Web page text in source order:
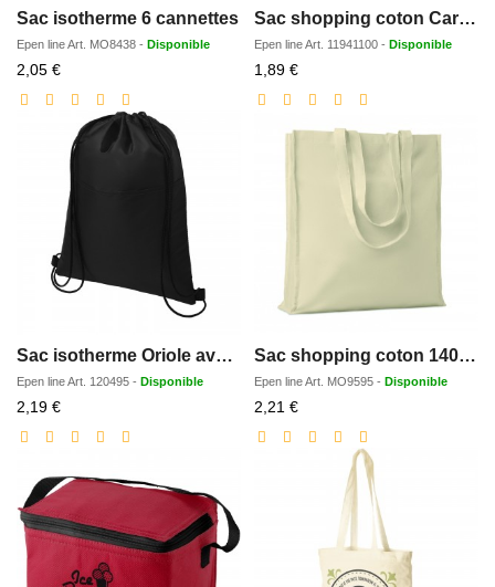
Sac isotherme 6 cannettes
Epen lineArt. MO8438 - Disponible
2,05 €Prix
réduit
Sac shopping coton Carolina 100gr/m2
Epen lineArt. 11941100 - Disponible
1,89 €Prix
réduit
Sac isotherme Oriole avec cordon et capacite de 12 canettes 5L
Epen lineArt. 120495 - Disponible
2,19 €Prix
réduit
Sac shopping coton 140gr/m²
Epen lineArt. MO9595 - Disponible
2,21 €Prix
réduit